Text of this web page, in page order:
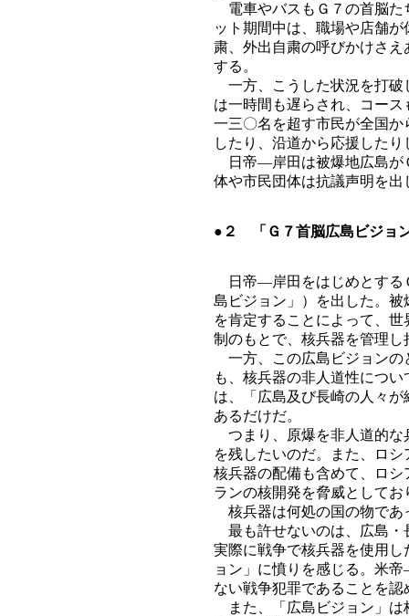
電車やバスもＧ７の首脳た
ット期間中は、職場や店舗
粛、外出自粛の呼びかけさ
する。
一方、こうした状況を打破
は一時間も遅らされ、コー
一三〇名を超す市民が全国
したり、沿道から応援したり
日帝―岸田は被爆地広島が
体や市民団体は抗議声明を出
●２ 「Ｇ７首脳広島ビジョ
日帝―岸田をはじめとする
島ビジョン」）を出した。
を肯定することによって、
制のもとで、核兵器を管理
一方、この広島ビジョンの
も、核兵器の非人道性につ
は、「広島及び長崎の人々
あるだけだ。
つまり、原爆を非人道的な
を残したいのだ。また、ロ
核兵器の配備も含めて、ロ
ランの核開発を脅威として
核兵器は何処の国の物であ
最も許せないのは、広島・
実際に戦争で核兵器を使用
ョン」に憤りを感じる。米
ない戦争犯罪であることを
また、「広島ビジョン」は